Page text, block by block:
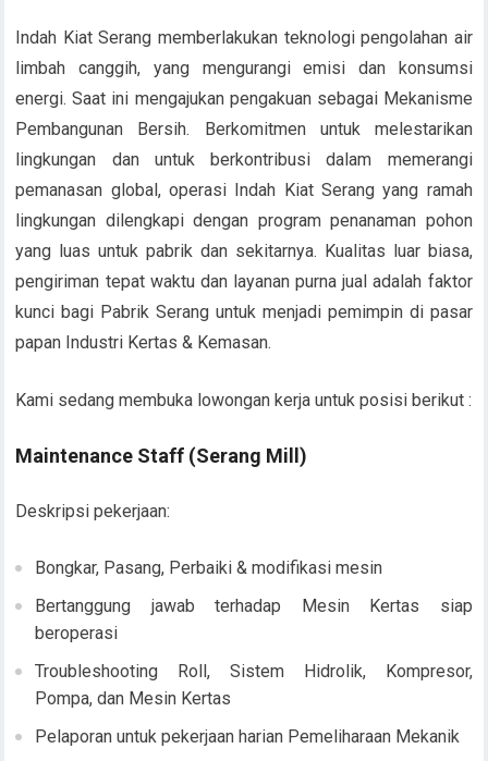
Indah Kiat Serang memberlakukan teknologi pengolahan air
limbah canggih, yang mengurangi emisi dan konsumsi
energi. Saat ini mengajukan pengakuan sebagai Mekanisme
Pembangunan Bersih. Berkomitmen untuk melestarikan
lingkungan dan untuk berkontribusi dalam memerangi
pemanasan global, operasi Indah Kiat Serang yang ramah
lingkungan dilengkapi dengan program penanaman pohon
yang luas untuk pabrik dan sekitarnya. Kualitas luar biasa,
pengiriman tepat waktu dan layanan purna jual adalah faktor
kunci bagi Pabrik Serang untuk menjadi pemimpin di pasar
papan Industri Kertas & Kemasan.
Kami sedang membuka lowongan kerja untuk posisi berikut :
Maintenance Staff (Serang Mill)
Deskripsi pekerjaan:
Bongkar, Pasang, Perbaiki & modifikasi mesin
Bertanggung jawab terhadap Mesin Kertas siap
beroperasi
Troubleshooting Roll, Sistem Hidrolik, Kompresor,
Pompa, dan Mesin Kertas
Pelaporan untuk pekerjaan harian Pemeliharaan Mekanik